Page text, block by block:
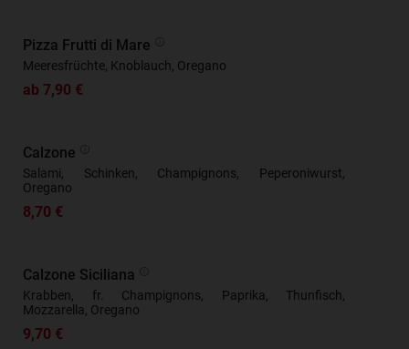
Pizza Frutti di Mare
Meeresfrüchte, Knoblauch, Oregano
ab 7,90 €
Calzone
Salami, Schinken, Champignons, Peperoniwurst,
Oregano
8,70 €
Calzone Siciliana
Krabben, fr. Champignons, Paprika, Thunfisch,
Mozzarella, Oregano
9,70 €